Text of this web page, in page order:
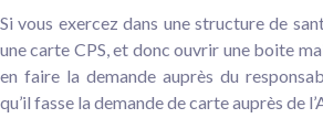
Si vous exercez dans une structure de
une carte CPS, et donc ouvrir une boite
en faire la demande auprès du
qu’il fasse la demande de carte auprès de